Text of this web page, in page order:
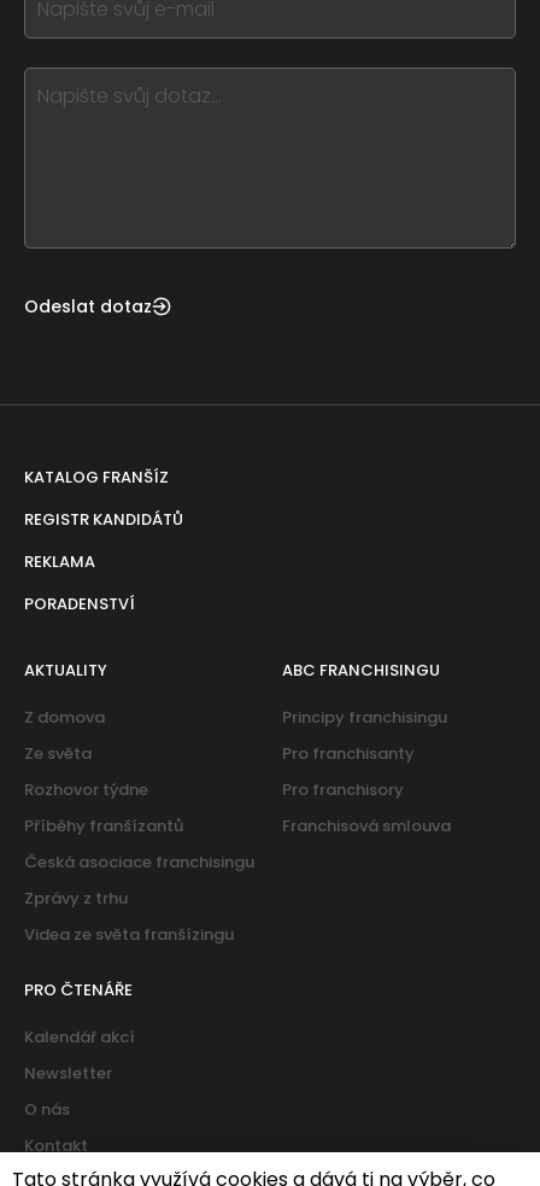
field
blank
you
this,
leave
Odeslat dotaz
KATALOG FRANŠÍZ
REGISTR KANDIDÁTŮ
REKLAMA
PORADENSTVÍ
AKTUALITY
Z domova
Ze světa
Rozhovor týdne
Příběhy franšízantů
Česká asociace franchisingu
Zprávy z trhu
Videa ze světa franšízingu
ABC FRANCHISINGU
Principy franchisingu
Pro franchisanty
Pro franchisory
Franchisová smlouva
PRO ČTENÁŘE
Kalendář akcí
Newsletter
O nás
Kontakt
Tato stránka využívá cookies a dává ti na výběr, co